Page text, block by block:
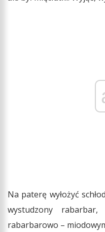
Na paterę wyłożyć
wystudzony rabarbar,
rabarbarowo –